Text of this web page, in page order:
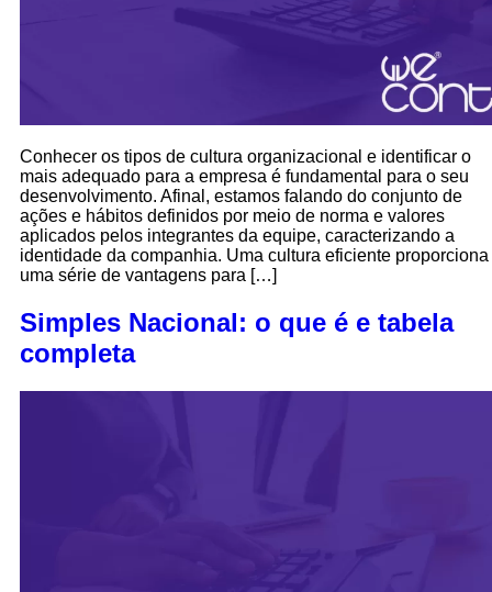
Conhecer os tipos de cultura organizacional e identificar o
mais adequado para a empresa é fundamental para o seu
desenvolvimento. Afinal, estamos falando do conjunto de
ações e hábitos definidos por meio de norma e valores
aplicados pelos integrantes da equipe, caracterizando a
identidade da companhia. Uma cultura eficiente proporciona
uma série de vantagens para […]
Simples Nacional: o que é e tabela
completa